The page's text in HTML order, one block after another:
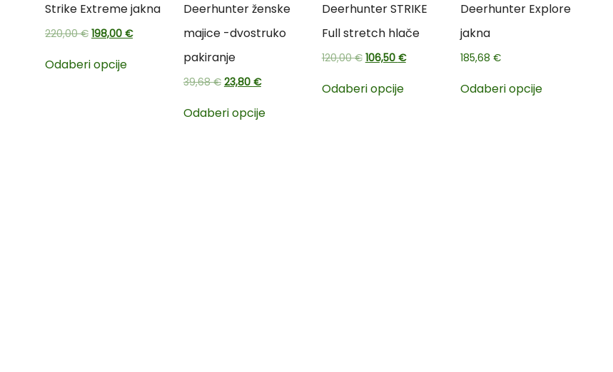
Strike Extreme jakna
220,00€ 198,00 €
Odaberi opcije
Deerhunter ženske
majice -dvostruko
pakiranje
39,68€ 23,80 €
Odaberi opcije
Deerhunter STRIKE
Full stretch hlače
120,00€ 106,50 €
Odaberi opcije
Deerhunter Explore
jakna
185,68 €
Odaberi opcije